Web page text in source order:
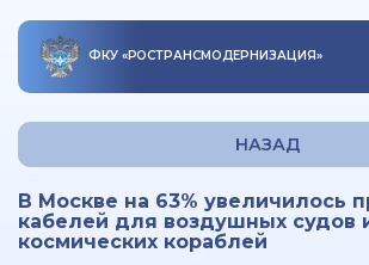
ФКУ «РОСТРАНСМОДЕРНИЗАЦИЯ»
НАЗАД
В Москве на 63% увеличилось
кабелей для воздушных судов
космических кораблей